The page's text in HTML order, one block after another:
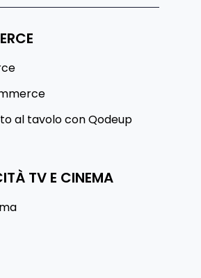
al tavolo con Qodeup
TV E CINEMA